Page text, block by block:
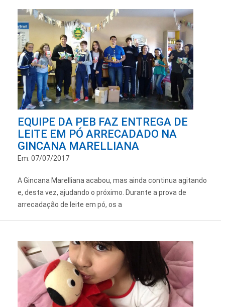
EQUIPE DA PEB FAZ ENTREGA DE
LEITE EM PÓ ARRECADADO NA
GINCANA MARELLIANA
Em: 07/07/2017
A Gincana Marelliana acabou, mas ainda continua agitando
e, desta vez, ajudando o próximo. Durante a prova de
arrecadação de leite em pó, os a